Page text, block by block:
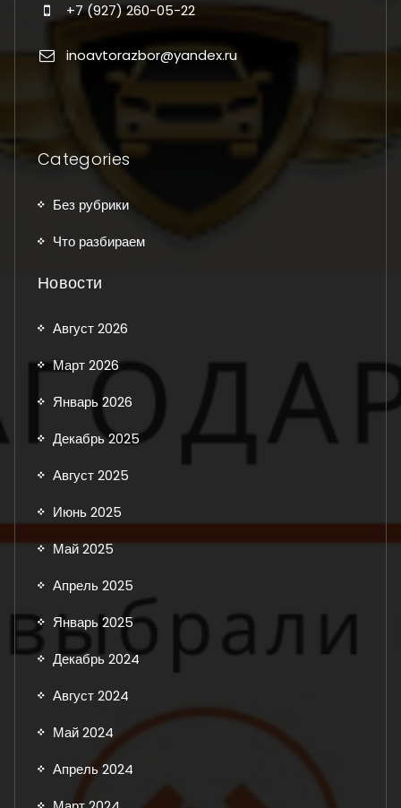
+7 (927) 260-05-22
inoavtorazbor@yandex.ru
Categories
Без рубрики
Что разбираем
Новости
Август 2026
Март 2026
Январь 2026
Декабрь 2025
Август 2025
Июнь 2025
Май 2025
Апрель 2025
Январь 2025
Декабрь 2024
Август 2024
Май 2024
Апрель 2024